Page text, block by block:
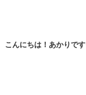
こんにちは！あかりです